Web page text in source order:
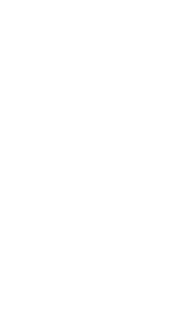
Prezzo finale offerto al pubblico,